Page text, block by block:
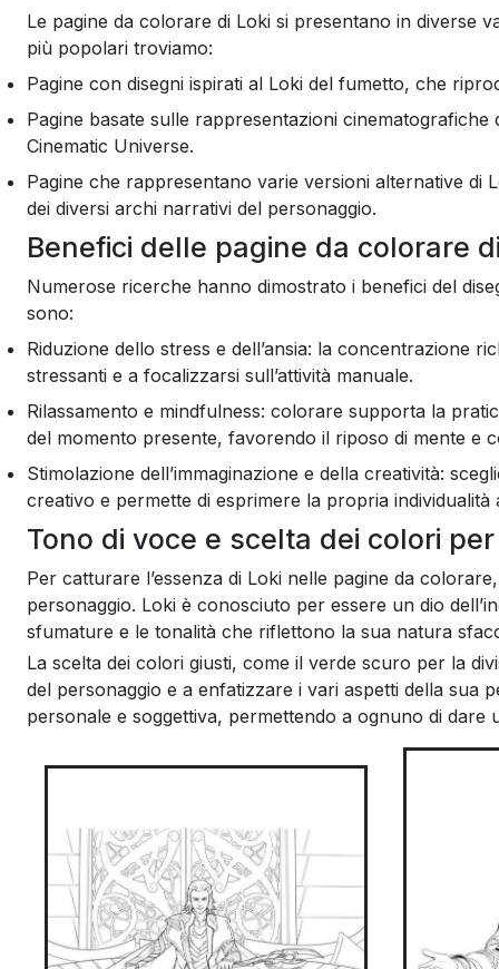
Le pagine da colorare di Loki si presentano in diverse
più popolari troviamo:
Pagine con disegni ispirati al Loki del fumetto, che
Pagine basate sulle rappresentazioni
Cinematic Universe.
Pagine che rappresentano varie versioni alternative di
dei diversi archi narrativi del personaggio.
Benefici delle pagine da colorare
Numerose ricerche hanno dimostrato i benefici del
sono:
Riduzione dello stress e dell’ansia: la concentrazione
stressanti e a focalizzarsi sull’attività manuale.
Rilassamento e mindfulness: colorare supporta la
del momento presente, favorendo il riposo di mente e
Stimolazione dell’immaginazione e della creatività:
creativo e permette di esprimere la propria individualità
Tono di voce e scelta dei colori
Per catturare l’essenza di Loki nelle pagine da
personaggio. Loki è conosciuto per essere un dio
sfumature e le tonalità che riflettono la sua natura
La scelta dei colori giusti, come il verde scuro per la
del personaggio e a enfatizzare i vari aspetti della sua
personale e soggettiva, permettendo a ognuno di dare